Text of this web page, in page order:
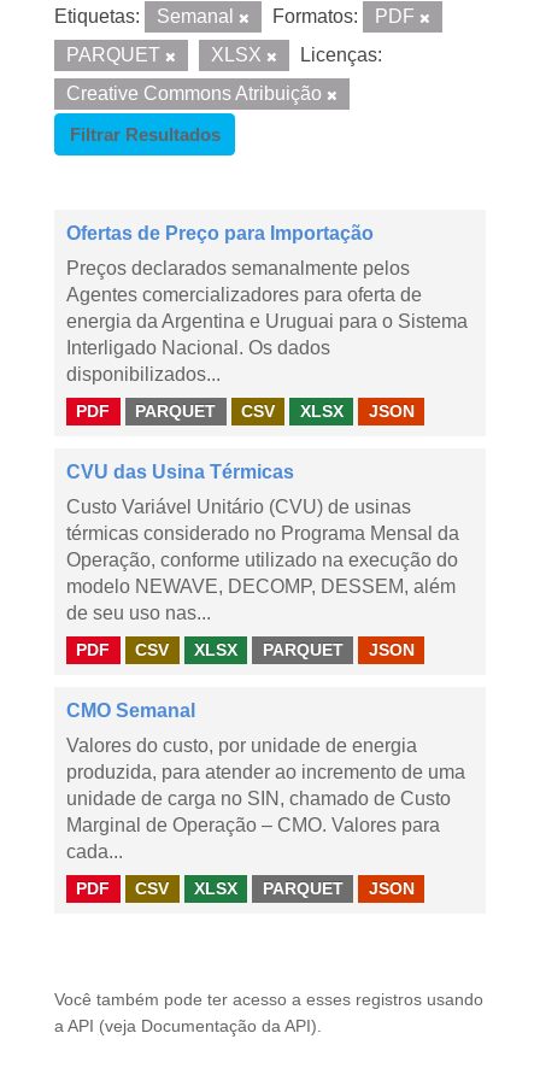
Etiquetas: Semanal Formatos:
PDF
PARQUET
XLSX
Licenças:
Creative Commons Atribuição
Filtrar Resultados
Ofertas de Preço para Importação
Preços declarados semanalmente pelos
Agentes comercializadores para oferta de
energia da Argentina e Uruguai para o Sistema
Interligado Nacional. Os dados
disponibilizados...
PDF PARQUET CSV XLSX JSON
CVU das Usina Térmicas
Custo Variável Unitário (CVU) de usinas
térmicas considerado no Programa Mensal da
Operação, conforme utilizado na execução do
modelo NEWAVE, DECOMP, DESSEM, além
de seu uso nas...
PDF CSV XLSX PARQUET JSON
CMO Semanal
Valores do custo, por unidade de energia
produzida, para atender ao incremento de uma
unidade de carga no SIN, chamado de Custo
Marginal de Operação – CMO. Valores para
cada...
PDF CSV XLSX PARQUET JSON
Você também pode ter acesso a esses registros usando
a API (veja Documentação da API ).